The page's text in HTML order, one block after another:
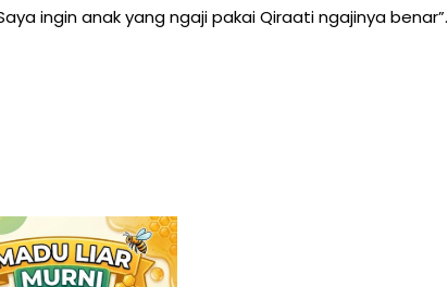
ingin anak yang ngaji pakai Qiraati ngajinya benar”.